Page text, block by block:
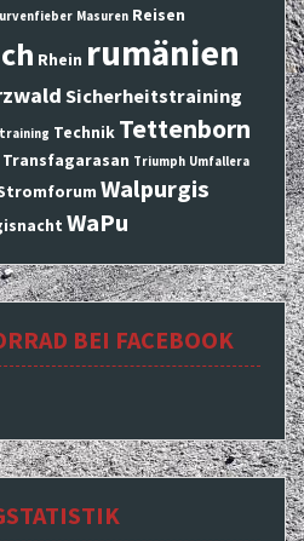
Masuren Reisen
Rhein rumänien
Sicherheitstraining
Technik Tettenborn
Transfagarasan Triumph Umfallera
Walpurgis
WaPu
BEI FACEBOOK